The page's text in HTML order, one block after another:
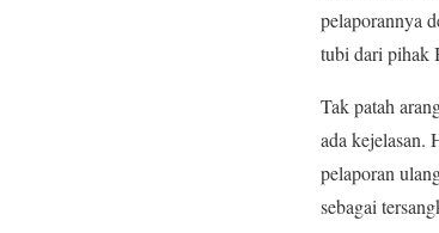
pelaporannya
tubi dari pihak
Tak patah
ada kejelasan.
pelaporan
sebagai